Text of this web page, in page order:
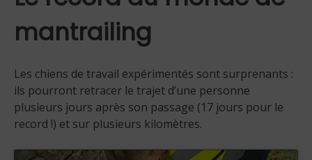
mantrailing
Les chiens de travail expérimentés sont surprenants :
ils pourront retracer le trajet d’une personne
plusieurs jours après son passage (17 jours pour le
record !) et sur plusieurs kilomètres.